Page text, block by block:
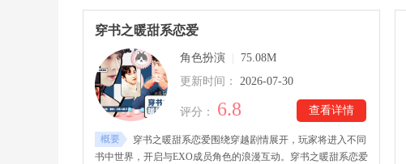
女友3冷狐汉化版游戏下载后，玩家可以通过聊天、约会以及日
常事件逐渐提升角色好感度。每位女主都拥有独立的剧情线和专
殊内容。
穿书之暖甜系恋爱
角色扮演
75.08M
更新时间：
2026-07-30
查看详情
评分： 6.8
概要
穿书之暖甜系恋爱围绕穿越剧情展开，玩家将进入不同
书中世界，开启与EXO成员角色的浪漫互动。穿书之暖甜系恋爱